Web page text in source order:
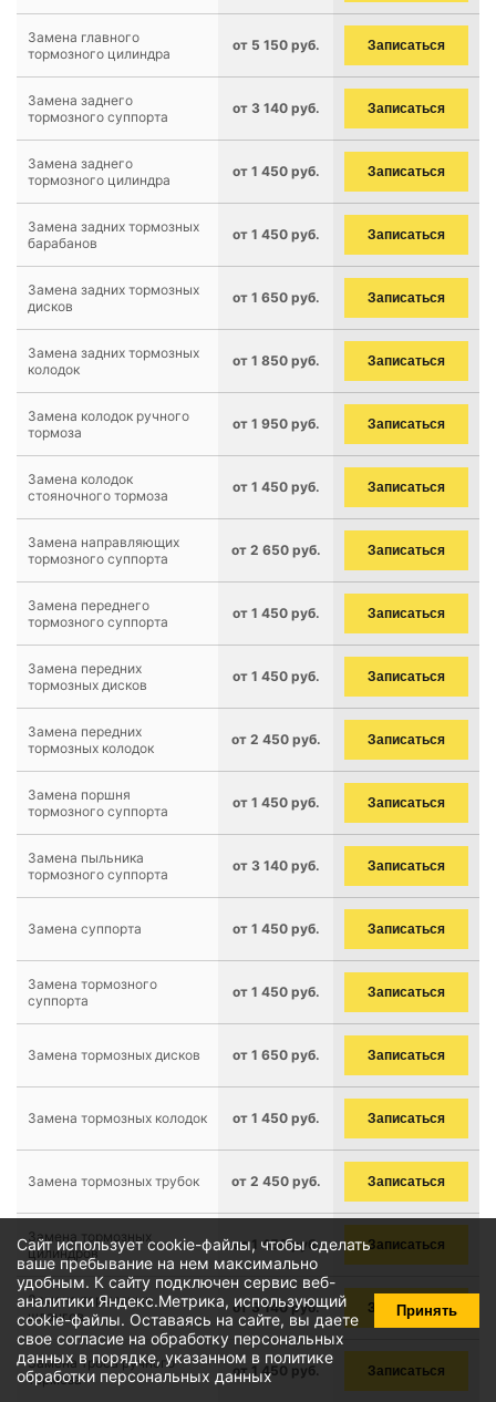
Замена главного
тормозного цилиндра
от 5 150 руб. Записаться
Замена заднего
тормозного суппорта
от 3 140 руб. Записаться
Замена заднего
тормозного цилиндра
от 1 450 руб. Записаться
Замена задних тормозных
барабанов
от 1 450 руб. Записаться
Замена задних тормозных
дисков
от 1 650 руб. Записаться
Замена задних тормозных
колодок
от 1 850 руб. Записаться
Замена колодок ручного
тормоза
от 1 950 руб. Записаться
Замена колодок
стояночного тормоза
от 1 450 руб. Записаться
Замена направляющих
тормозного суппорта
от 2 650 руб. Записаться
Замена переднего
тормозного суппорта
от 1 450 руб. Записаться
Замена передних
тормозных дисков
от 1 450 руб. Записаться
Замена передних
тормозных колодок
от 2 450 руб. Записаться
Замена поршня
тормозного суппорта
от 1 450 руб. Записаться
Замена пыльника
тормозного суппорта
от 3 140 руб. Записаться
Замена суппорта от 1 450 руб. Записаться
Замена тормозного
суппорта
от 1 450 руб. Записаться
Замена тормозных дисков от 1 650 руб. Записаться
Замена тормозных колодок от 1 450 руб. Записаться
Замена тормозных трубок от 2 450 руб. Записаться
Замена тормозных
цилиндров
от 1 450 руб. Записаться
Замена тормозных
шлангов
от 3 140 руб. Записаться
Замена троса ручного
тормоза
от 1 450 руб. Записаться
Сайт использует cookie-файлы, чтобы сделать
ваше пребывание на нем максимально
удобным. К cайту подключен сервис веб-
аналитики Яндекс.Метрика, использующий
cookie-файлы. Оставаясь на сайте, вы даете
свое согласие на обработку персональных
данныхв порядке, указанном в политике
обработки персональных данных
Принять